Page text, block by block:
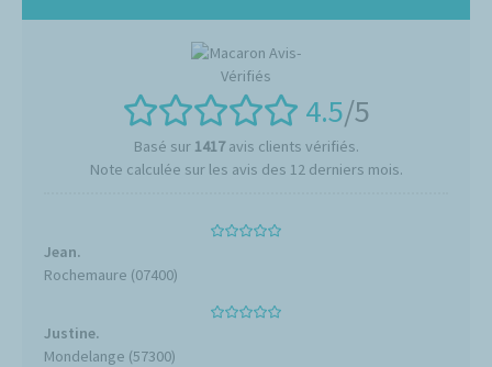
4.5/5
Basé sur 1417avis clients vérifiés.
Note calculée sur les avis des 12 derniers mois.
Jean.
Rochemaure (07400)
Justine.
Mondelange (57300)